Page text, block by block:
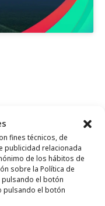
fines técnicos, de
publicidad relacionada
de los hábitos de
sobre la Política de
pulsando el botón
pulsando el botón
relacionadas.